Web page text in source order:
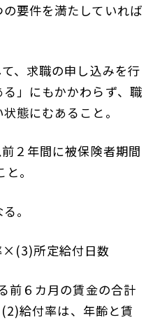
要件を満たしていれば
、求職の申し込みを行
」にもかかわらず、職
態にむあること。
２年間に被保険者期間
。
。
所定給付日数
前６カ月の賃金の合計
給付率は、年齢と賃